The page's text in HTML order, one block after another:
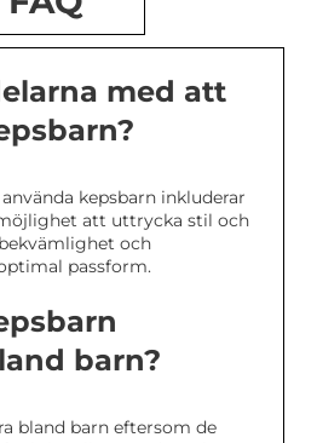
med att
kepsbarn inkluderar
att uttrycka stil och
och
passform.
barn?
bland barn eftersom de